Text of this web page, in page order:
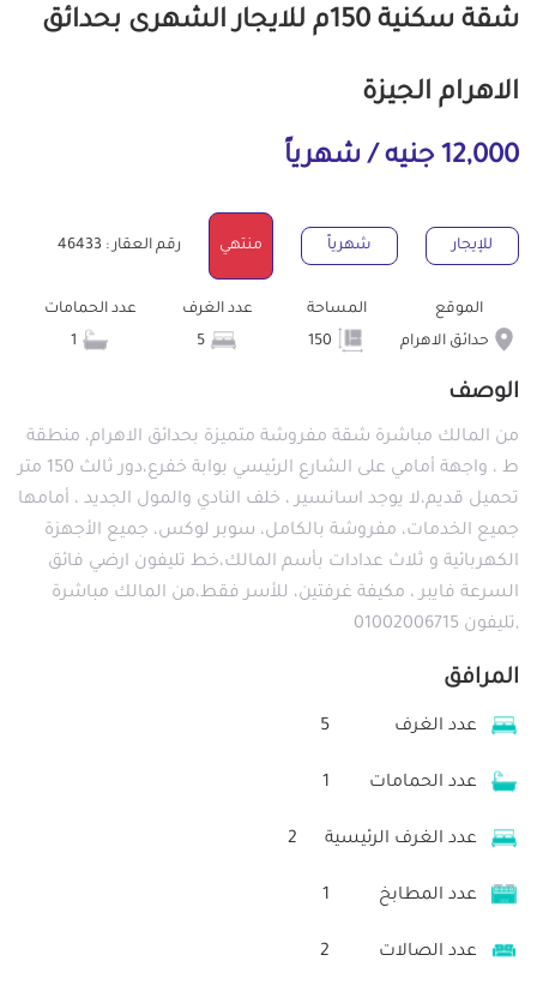
شقة سكنية 150م للايجار الشهرى بحدائق
الاهرام الجيزة
12,000 جنيه / شهرياً
للإيجار شهرياً منتهي رقم العقار : 46433
الموقع
حدائق الاهرام
المساحة
عدد الغرف
عدد الحمامات
الوصف
من المالك مباشرة شقة مفروشة متميزة بحدائق الاهرام، منطقة
ط ، واجهة أمامي على الشارع الرئيسي بوابة خفرع،دور ثالث 150 متر
تحميل قديم،لا يوجد اسانسير ، خلف النادي والمول الجديد ، أمامها
جميع الخدمات، مفروشة بالكامل، سوبر لوكس، جميع الأجهزة
الكهربائية و ثلاث عدادات بأسم المالك،خط تليفون ارضي فائق
السرعة فايبر ، مكيفة غرفتين، للأسر فقط،من المالك مباشرة
,تليفون 01002006715
المرافق
عدد الغرف 5
عدد الحمامات 1
عدد الغرف الرئيسية 2
عدد المطابخ 1
عدد الصالات 2